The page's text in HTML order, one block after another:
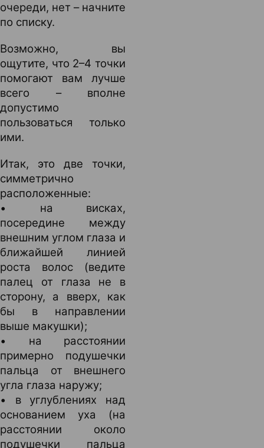
очереди, нет – начните
по списку.
Возможно, вы
ощутите, что 2–4 точки
помогают вам лучше
всего – вполне
допустимо
пользоваться только
ими.
Итак, это две точки,
симметрично
расположенные:
• на висках,
посередине между
внешним углом глаза и
ближайшей линией
роста волос (ведите
палец от глаза не в
сторону, а вверх, как
бы в направлении
выше макушки);
• на расстоянии
примерно подушечки
пальца от внешнего
угла глаза наружу;
• в углублениях над
основанием уха (на
расстоянии около
подушечки пальца